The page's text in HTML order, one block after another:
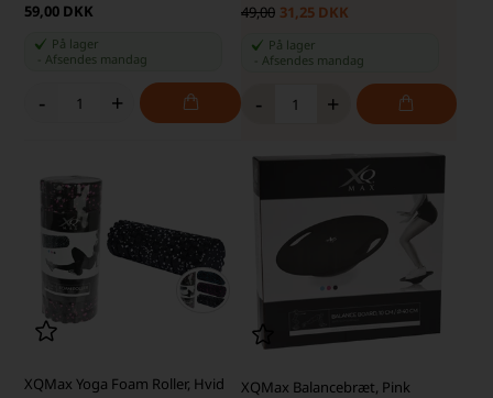
59,00 DKK
På lager
-Afsendes mandag
- +
49,00 31,25 DKK
På lager
Afsendes mandag
- +
XQMax Yoga Foam Roller, Hvid XQMax Balancebræt, Pink